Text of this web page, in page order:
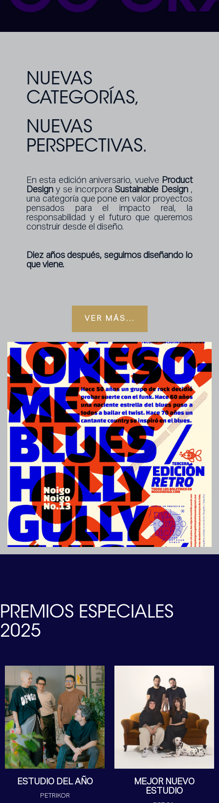
NUEVAS
CATEGORÍAS,
NUEVAS
PERSPECTIVAS.
En esta edición aniversario, vuelve Product
Designy se incorporaSustainable Design,
una categoría que pone en valor proyectos
pensados para el impacto real, la
responsabilidad y el futuro que queremos
construir desde el diseño.
Diez años después, seguimos diseñando lo
que viene.
VER MÁS...
PREMIOS ESPECIALES
2025
ESTUDIO DEL AÑO
PETRIKOR
MEJOR NUEVO
ESTUDIO